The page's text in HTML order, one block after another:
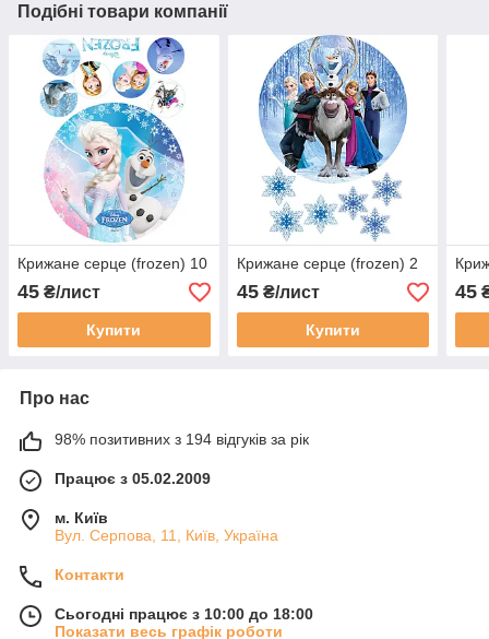
Подібні товари компанії
Крижане серце (frozen) 10
45 ₴/лист
Купити
Крижане серце (frozen) 2
45₴/лист
Купити
45
Про нас
98% позитивних з 194 відгуків за рік
Працює з 05.02.2009
м. Київ
Вул. Серпова, 11, Київ, Україна
Контакти
Сьогодні працює з 10:00 до 18:00
Показати весь графік роботи